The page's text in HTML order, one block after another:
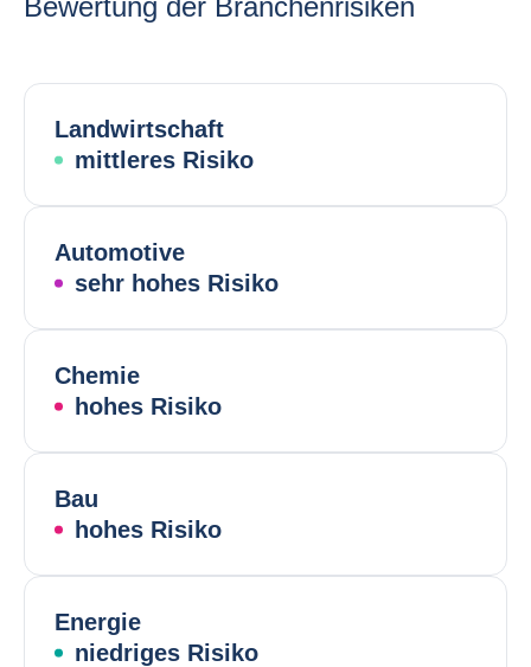
Bewertung der Branchenrisiken
Landwirtschaft
mittleres Risiko
Automotive
sehr hohes Risiko
Chemie
hohes Risiko
Bau
hohes Risiko
Energie
niedriges Risiko